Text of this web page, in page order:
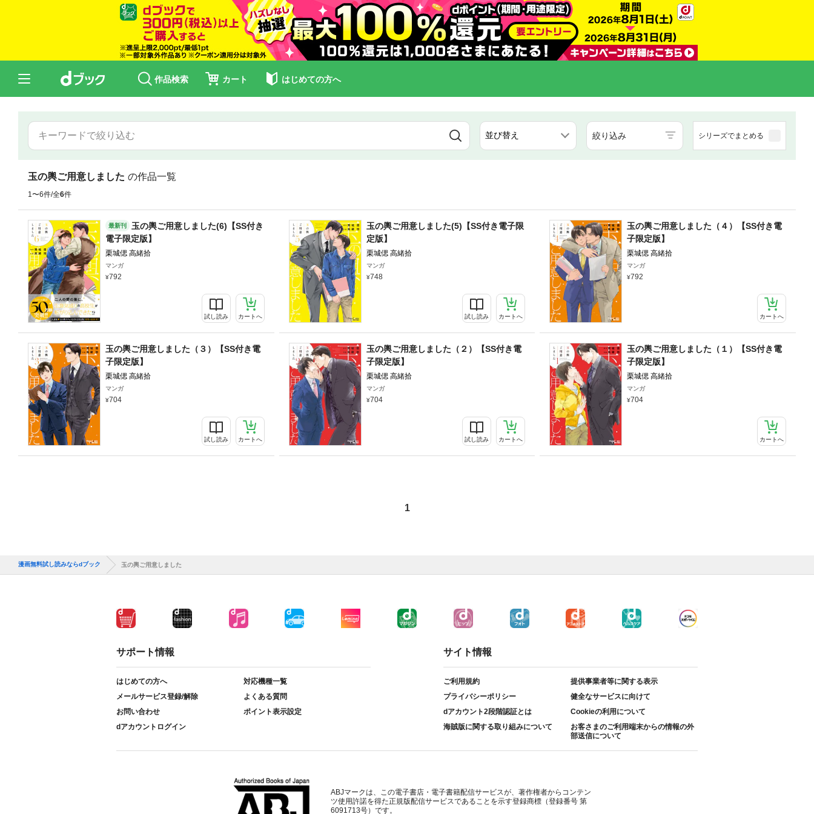
作品検索 カート はじめての方へ
絞り込み シリーズでまとめる
玉の輿ご用意しました の作品一覧
1〜6件/全6件
最新刊
玉の輿ご用意しました(6)【SS付き
電子限定版】
栗城偲 高緒拾
マンガ
792
試し読み カートへ
玉の輿ご用意しました(5)【SS付き電子限
定版】
栗城偲 高緒拾
マンガ
748
試し読み カートへ
玉の輿ご用意しました（４）【SS付き電
子限定版】
栗城偲 高緒拾
マンガ
792
カートへ
玉の輿ご用意しました（３）【SS付き電
子限定版】
栗城偲 高緒拾
マンガ
704
試し読み カートへ
玉の輿ご用意しました（２）【SS付き電
子限定版】
栗城偲 高緒拾
マンガ
704
試し読み カートへ
玉の輿ご用意しました（１）【SS付き電
子限定版】
栗城偲 高緒拾
マンガ
704
カートへ
1
漫画無料試し読みならdブック 玉の輿ご用意しました
サポート情報
はじめての方へ
対応機種一覧
メールサービス登録/解除
よくある質問
お問い合わせ
ポイント表示設定
dアカウントログイン
サイト情報
ご利用規約
提供事業者等に関する表示
プライバシーポリシー
健全なサービスに向けて
dアカウント2段階認証とは
Cookieの利用について
海賊版に関する取り組みについて
お客さまのご利用端末からの情報の外
部送信について
ABJマークは、この電子書店・電子書籍配信サービスが、著作権者からコンテン
ツ使用許諾を得た正規版配信サービスであることを示す登録商標（登録番号 第
6091713号）です。